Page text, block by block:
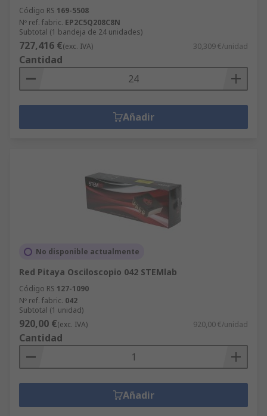
Código RS 169-5508
Nº ref. fabric. EP2C5Q208C8N
Subtotal (1 bandeja de 24 unidades)
727,416 €(exc. IVA) 30,309 €/unidad
Cantidad
Añadir
No disponible actualmente
Red Pitaya Osciloscopio 042 STEMlab
Código RS 127-1090
Nº ref. fabric. 042
Subtotal (1 unidad)
920,00 €(exc. IVA) 920,00 €/unidad
Cantidad
Añadir